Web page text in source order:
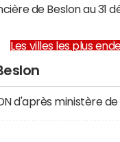
de Beslon au 31
Les villes les plus
d'après ministère